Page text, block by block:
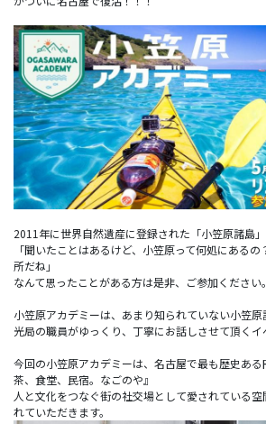
2011年に世界自然遺産に登録された「小笠原諸島」
「聞いたことはあるけど、小笠原って何処にある
所だね」
なんて思ったことがある方は是非、ご参加ください。
小笠原アカデミーは、あまり知られていない小笠
光局の職員がゆっくり、丁寧にお話しさせて頂くイ
今回の小笠原アカデミーは、名古屋で最も歴史あ
茶、食堂、民宿。なごのや』
人と文化をつなぐ街の社交場として愛されている